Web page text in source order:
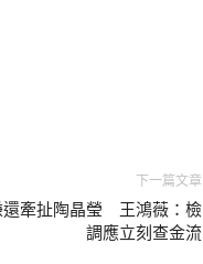
下一篇文章
還牽扯陶晶瑩 王鴻薇：檢
調應立刻查金流